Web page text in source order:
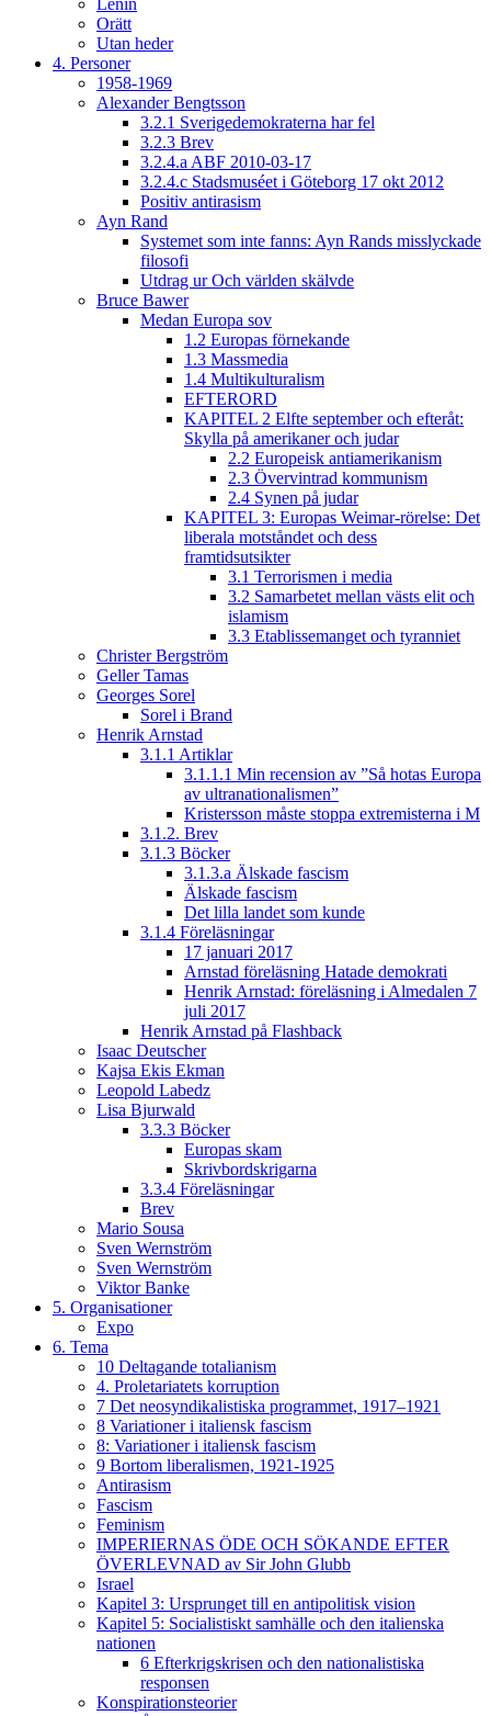
Orätt
Utan heder
4. Personer
1958-1969
Alexander Bengtsson
3.2.1 Sverigedemokraterna har fel
3.2.3 Brev
3.2.4.a ABF 2010-03-17
3.2.4.c Stadsmuséet i Göteborg 17 okt 2012
Positiv antirasism
Ayn Rand
Systemet som inte fanns: Ayn Rands misslyckade
filosofi
Utdrag ur Och världen skälvde
Bruce Bawer
Medan Europa sov
1.2 Europas förnekande
1.3 Massmedia
1.4 Multikulturalism
EFTERORD
KAPITEL 2 Elfte september och efteråt:
Skylla på amerikaner och judar
2.2 Europeisk antiamerikanism
2.3 Övervintrad kommunism
2.4 Synen på judar
KAPITEL 3: Europas Weimar-rörelse: Det
liberala motståndet och dess
framtidsutsikter
3.1 Terrorismen i media
3.2 Samarbetet mellan västs elit och
islamism
3.3 Etablissemanget och tyranniet
Christer Bergström
Geller Tamas
Georges Sorel
Sorel i Brand
Henrik Arnstad
3.1.1 Artiklar
3.1.1.1 Min recension av ”Så hotas Europa
av ultranationalismen”
Kristersson måste stoppa extremisterna i M
3.1.2. Brev
3.1.3 Böcker
3.1.3.a Älskade fascism
Älskade fascism
Det lilla landet som kunde
3.1.4 Föreläsningar
17 januari 2017
Arnstad föreläsning Hatade demokrati
Henrik Arnstad: föreläsning i Almedalen 7
juli 2017
Henrik Arnstad på Flashback
Isaac Deutscher
Kajsa Ekis Ekman
Leopold Labedz
Lisa Bjurwald
3.3.3 Böcker
Europas skam
Skrivbordskrigarna
3.3.4 Föreläsningar
Brev
Mario Sousa
Sven Wernström
Sven Wernström
Viktor Banke
5. Organisationer
Expo
6. Tema
10 Deltagande totalianism
4. Proletariatets korruption
7 Det neosyndikalistiska programmet, 1917–1921
8 Variationer i italiensk fascism
8: Variationer i italiensk fascism
9 Bortom liberalismen, 1921-1925
Antirasism
Fascism
Feminism
IMPERIERNAS ÖDE OCH SÖKANDE EFTER
ÖVERLEVNAD av Sir John Glubb
Israel
Kapitel 3: Ursprunget till en antipolitisk vision
Kapitel 5: Socialistiskt samhälle och den italienska
nationen
6 Efterkrigskrisen och den nationalistiska
responsen
Konspirationsteorier